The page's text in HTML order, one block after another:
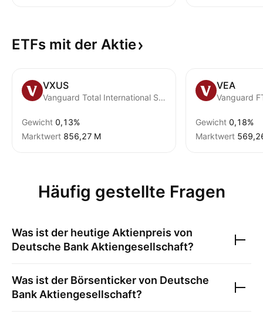
ETFs mit der Aktie
VXUS
Vanguard Total International Stock ETF
Gewicht 0,13%
Marktwert ‪856,27 M‬
VEA
Gewicht 0,18%
Marktwert
Häufig gestellte Fragen
Was ist der heutige Aktienpreis von
Deutsche Bank Aktiengesellschaft?
Was ist der Börsenticker von Deutsche
Bank Aktiengesellschaft?